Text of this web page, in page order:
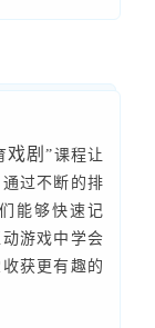
戏剧”课程让
过不断的排
能够快速记
游戏中学会
获更有趣的